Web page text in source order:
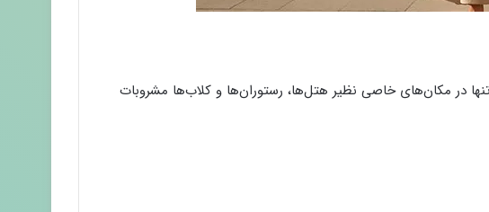
در مکان‌های خاصی نظیر هتل‌ها، رستوران‌ها و کلاب‌ها مشروبات